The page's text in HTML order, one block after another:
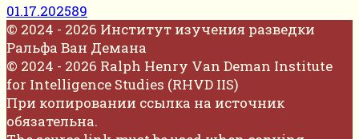
01.17.202589
© 2024 - 2026 Институт изучения разведки
Ральфа Ван Демана
© 2024 - 2026 Ralph Henry Van Deman Institute
for Intelligence Studies (RHVD IIS)
При копировании ссылка на источник
обязательна.